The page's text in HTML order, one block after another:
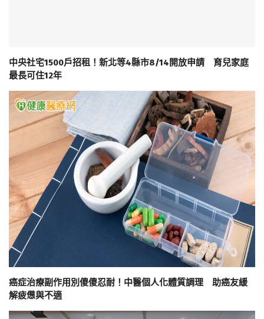
中央社宅1500戶招租！新北等4縣市8/14開放申請 育兒家庭
最長可住12年
癌症治療副作用別傻傻忍耐！中醫個人化體質調理 助癌友緩
解疲憊與不適